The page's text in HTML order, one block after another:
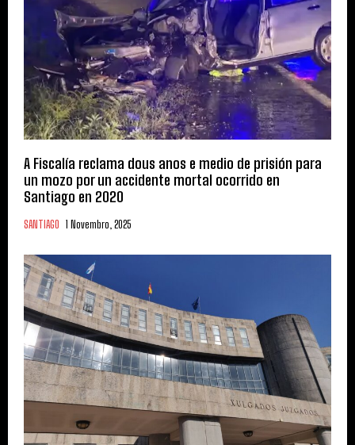
A Fiscalía reclama dous anos e medio de prisión para
un mozo por un accidente mortal ocorrido en
Santiago en 2020
SANTIAGO 1 Novembro, 2025